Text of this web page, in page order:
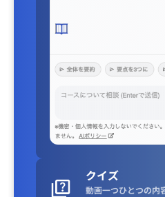
クイズ
動画一つひとつの内